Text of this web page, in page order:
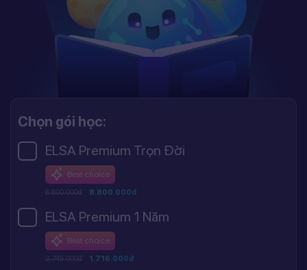
Chọn gói học:
ELSA Premium Trọn Đời
Best choice
8.800.000đ 8.800.000đ
ELSA Premium 1 Năm
Best choice
2.745.000đ 1.716.000đ